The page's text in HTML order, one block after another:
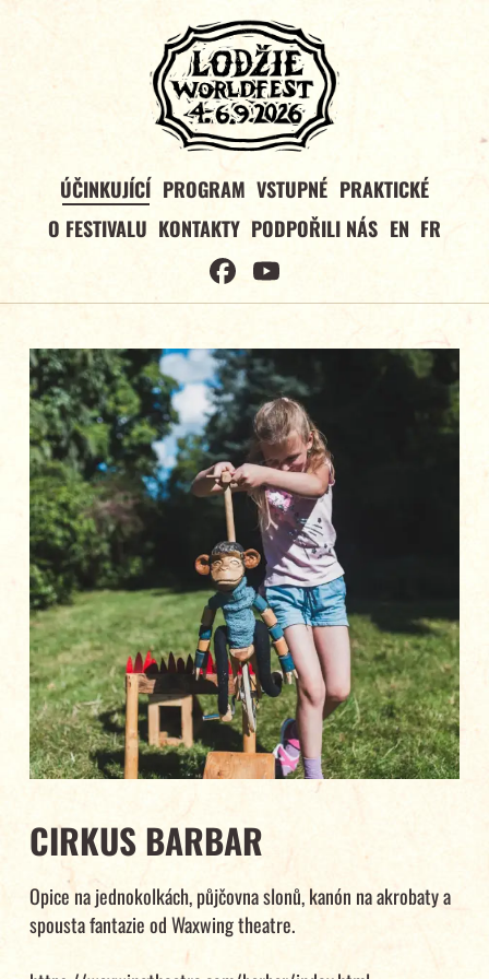
ÚČINKUJÍCÍ PROGRAM VSTUPNÉ PRAKTICKÉ
O FESTIVALU KONTAKTY PODPOŘILI NÁS EN FR
CIRKUS BARBAR
Opice na jednokolkách, půjčovna slonů, kanón na akrobaty a
spousta fantazie od Waxwing theatre.